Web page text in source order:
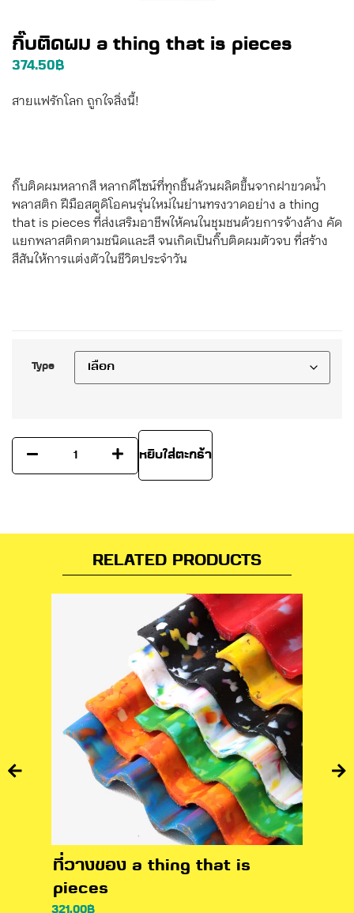
กิ๊บติดผม a thing that is pieces
374.50฿
สายแฟรักโลก ถูกใจสิ่งนี้!
กิ๊บติดผมหลากสี หลากดีไซน์ที่ทุกชิ้นล้วนผลิตขึ้นจากฝาขวดน้ำ
พลาสติก ฝีมือสตูดิโอคนรุ่นใหม่ในย่านทรงวาดอย่าง a thing
that is pieces ที่ส่งเสริมอาชีพให้คนในชุมชนด้วยการจ้างล้าง คัด
แยกพลาสติกตามชนิดและสี จนเกิดเป็นกิ๊บติดผมตัวจบ ที่สร้าง
สีสันให้การแต่งตัวในชีวิตประจำวัน
Type
หยิบใส่ตะกร้า
RELATED PRODUCTS
ที่วางของ a thing that is
pieces